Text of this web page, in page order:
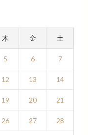
木 金 土
5 6 7
12 13 14
19 20 21
26 27 28